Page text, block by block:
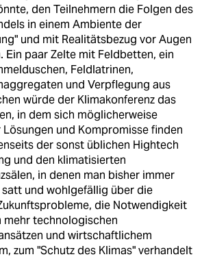
den Teilnehmern die Folgen des
in einem Ambiente der
und mit Realitätsbezug vor Augen
Ein paar Zelte mit Feldbetten, ein
Feldlatrinen,
und Verpflegung aus
würde der Klimakonferenz das
in dem sich möglicherweise
Lösungen und Kompromisse finden
der sonst üblichen Hightech
und den klimatisierten
in denen man bisher immer
satt und wohlgefällig über die
die Notwendigkeit
mehr technologischen
und wirtschaftlichem
zum "Schutz des Klimas" verhandelt